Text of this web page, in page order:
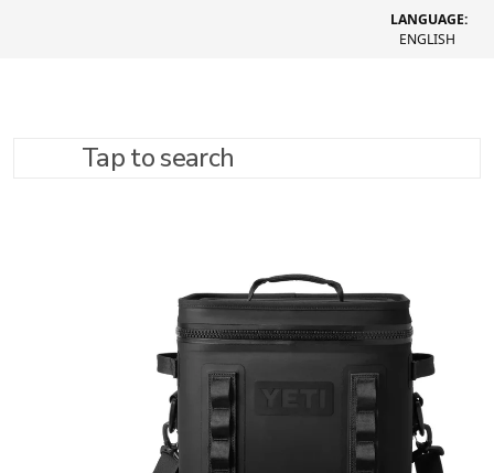
LANGUAGE:
ENGLISH
Tap to search